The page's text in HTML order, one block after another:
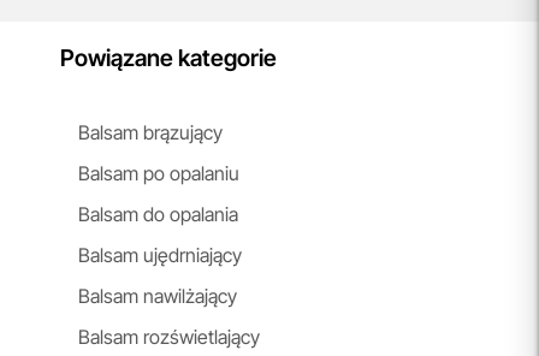
Powiązane kategorie
Balsam brązujący
Balsam po opalaniu
Balsam do opalania
Balsam ujędrniający
Balsam nawilżający
Balsam rozświetlający